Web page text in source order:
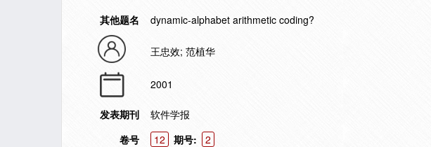
其他题名 dynamic-alphabet arithmetic coding?
王忠效; 范植华
2001
发表期刊
软件学报
卷号
12 期号:
2